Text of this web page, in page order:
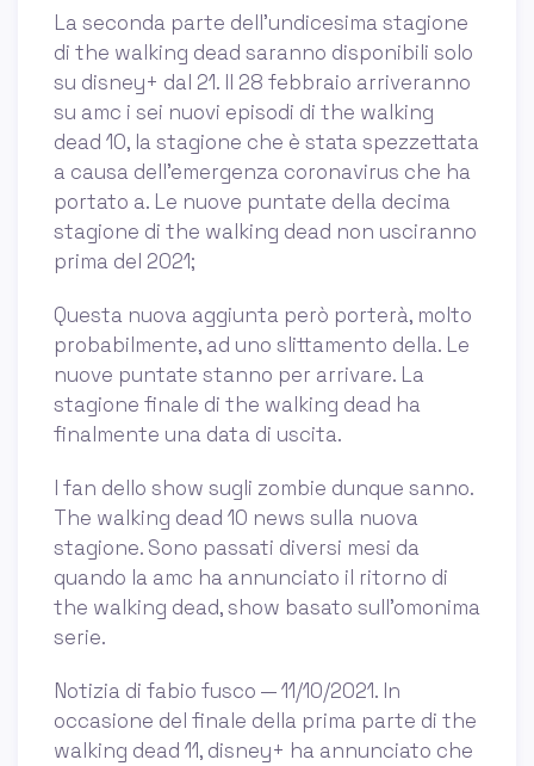
La seconda parte dell’undicesima stagione
di the walking dead saranno disponibili solo
su disney+ dal 21. Il 28 febbraio arriveranno
su amc i sei nuovi episodi di the walking
dead 10, la stagione che è stata spezzettata
a causa dell’emergenza coronavirus che ha
portato a. Le nuove puntate della decima
stagione di the walking dead non usciranno
prima del 2021;
Questa nuova aggiunta però porterà, molto
probabilmente, ad uno slittamento della. Le
nuove puntate stanno per arrivare. La
stagione finale di the walking dead ha
finalmente una data di uscita.
I fan dello show sugli zombie dunque sanno.
The walking dead 10 news sulla nuova
stagione. Sono passati diversi mesi da
quando la amc ha annunciato il ritorno di
the walking dead, show basato sull’omonima
serie.
Notizia di fabio fusco — 11/10/2021. In
occasione del finale della prima parte di the
walking dead 11, disney+ ha annunciato che